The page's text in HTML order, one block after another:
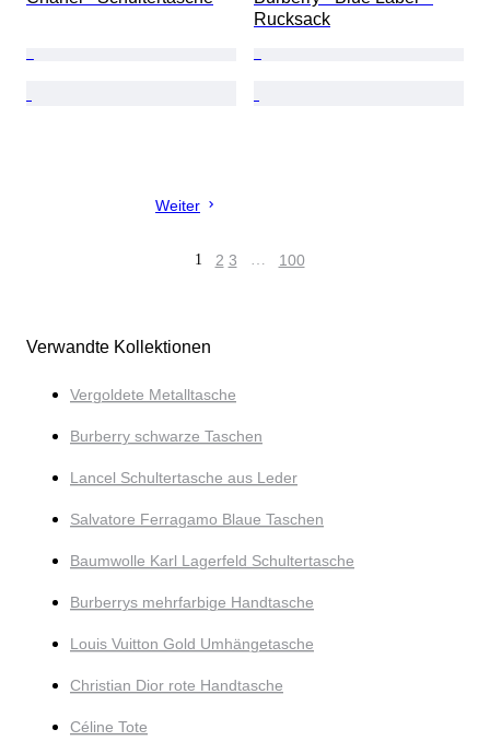
Rucksack
Weiter
1 2 3 … 100
Verwandte Kollektionen
Vergoldete Metalltasche
Burberry schwarze Taschen
Lancel Schultertasche aus Leder
Salvatore Ferragamo Blaue Taschen
Baumwolle Karl Lagerfeld Schultertasche
Burberrys mehrfarbige Handtasche
Louis Vuitton Gold Umhängetasche
Christian Dior rote Handtasche
Céline Tote